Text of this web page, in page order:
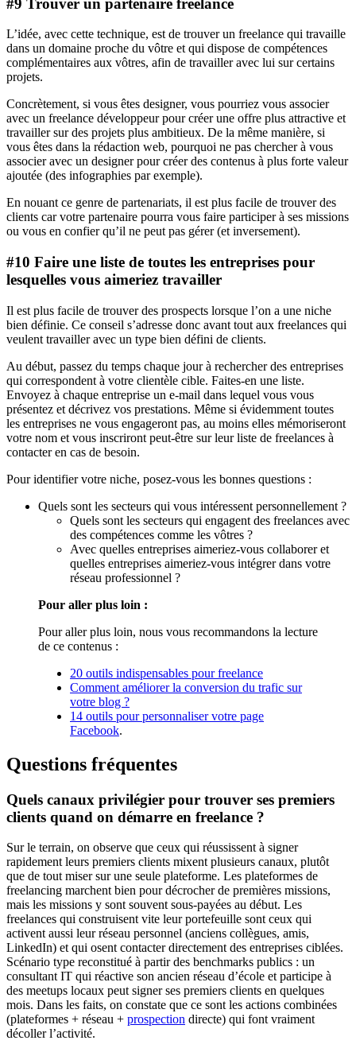
L’idée, avec cette technique, est de trouver un freelance qui travaille
dans un domaine proche du vôtre et qui dispose de compétences
complémentaires aux vôtres, afin de travailler avec lui sur certains
projets.
Concrètement, si vous êtes designer, vous pourriez vous associer
avec un freelance développeur pour créer une offre plus attractive et
travailler sur des projets plus ambitieux. De la même manière, si
vous êtes dans la rédaction web, pourquoi ne pas chercher à vous
associer avec un designer pour créer des contenus à plus forte valeur
ajoutée (des infographies par exemple).
En nouant ce genre de partenariats, il est plus facile de trouver des
clients car votre partenaire pourra vous faire participer à ses missions
ou vous en confier qu’il ne peut pas gérer (et inversement).
#10 Faire une liste de toutes les entreprises pour
lesquelles vous aimeriez travailler
Il est plus facile de trouver des prospects lorsque l’on a une niche
bien définie. Ce conseil s’adresse donc avant tout aux freelances qui
veulent travailler avec un type bien défini de clients.
Au début, passez du temps chaque jour à rechercher des entreprises
qui correspondent à votre clientèle cible. Faites-en une liste.
Envoyez à chaque entreprise un e-mail dans lequel vous vous
présentez et décrivez vos prestations. Même si évidemment toutes
les entreprises ne vous engageront pas, au moins elles mémoriseront
votre nom et vous inscriront peut-être sur leur liste de freelances à
contacter en cas de besoin.
Pour identifier votre niche, posez-vous les bonnes questions :
Quels sont les secteurs qui vous intéressent personnellement ?
Quels sont les secteurs qui engagent des freelances avec
des compétences comme les vôtres ?
Avec quelles entreprises aimeriez-vous collaborer et
quelles entreprises aimeriez-vous intégrer dans votre
réseau professionnel ?
Pour aller plus loin :
Pour aller plus loin, nous vous recommandons la lecture
de ce contenus :
20 outils indispensables pour freelance
Comment améliorer la conversion du trafic sur
votre blog ?
14 outils pour personnaliser votre page
Facebook.
Questions fréquentes
Quels canaux privilégier pour trouver ses premiers
clients quand on démarre en freelance ?
Sur le terrain, on observe que ceux qui réussissent à signer
rapidement leurs premiers clients mixent plusieurs canaux, plutôt
que de tout miser sur une seule plateforme. Les plateformes de
freelancing marchent bien pour décrocher de premières missions,
mais les missions y sont souvent sous-payées au début. Les
freelances qui construisent vite leur portefeuille sont ceux qui
activent aussi leur réseau personnel (anciens collègues, amis,
LinkedIn) et qui osent contacter directement des entreprises ciblées.
Scénario type reconstitué à partir des benchmarks publics : un
consultant IT qui réactive son ancien réseau d’école et participe à
des meetups locaux peut signer ses premiers clients en quelques
mois. Dans les faits, on constate que ce sont les actions combinées
(plateformes + réseau + prospection directe) qui font vraiment
décoller l’activité.